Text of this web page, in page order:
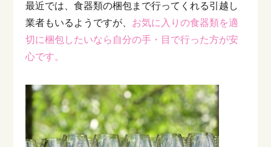
最近では、食器類の梱包まで行ってくれる引越し
業者もいるようですが、 お気に入りの食器類を適
切に梱包したいなら自分の手・目で行った方が安
心です。